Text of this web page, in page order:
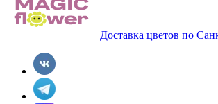
Доставка цветов по